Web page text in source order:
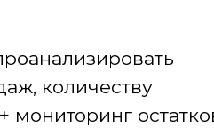
количеству
мониторинг